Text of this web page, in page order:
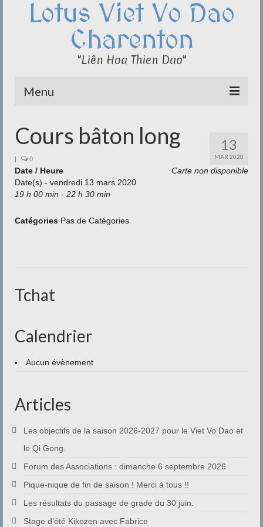
Lotus Viet Vo Dao
Charenton
"Liên Hoa Thien Dao"
Menu
Qi Cong – Taï Chi
Disciplines
Méditation
Documentation
13
MAR 2020
Cours bâton long
| 0
Carte non disponible
Date / Heure
Date(s) - vendredi 13 mars 2020
19 h 00 min - 22 h 30 min
Catégories Pas de Catégories
Tchat
Calendrier
Aucun évènement
Articles
Les objectifs de la saison 2026-2027 pour le Viet Vo Dao et
le Qi Gong.
Forum des Associations : dimanche 6 septembre 2026
Pique-nique de fin de saison ! Merci à tous !!
Les résultats du passage de grade du 30 juin.
Stage d’été Kikozen avec Fabrice